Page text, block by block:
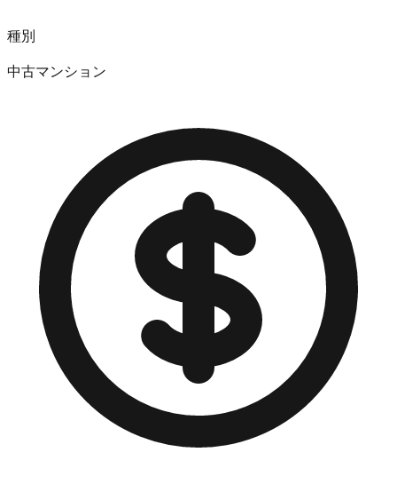
種別
中古マンション